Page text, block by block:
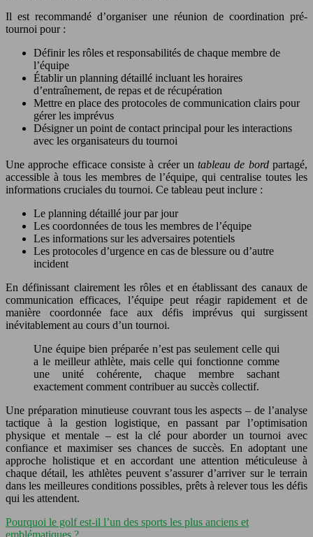
Il est recommandé d’organiser une réunion de coordination pré-
tournoi pour :
Définir les rôles et responsabilités de chaque membre de
l’équipe
Établir un planning détaillé incluant les horaires
d’entraînement, de repas et de récupération
Mettre en place des protocoles de communication clairs pour
gérer les imprévus
Désigner un point de contact principal pour les interactions
avec les organisateurs du tournoi
Une approche efficace consiste à créer untableau de bordpartagé,
accessible à tous les membres de l’équipe, qui centralise toutes les
informations cruciales du tournoi. Ce tableau peut inclure :
Le planning détaillé jour par jour
Les coordonnées de tous les membres de l’équipe
Les informations sur les adversaires potentiels
Les protocoles d’urgence en cas de blessure ou d’autre
incident
En définissant clairement les rôles et en établissant des canaux de
communication efficaces, l’équipe peut réagir rapidement et de
manière coordonnée face aux défis imprévus qui surgissent
inévitablement au cours d’un tournoi.
Une équipe bien préparée n’est pas seulement celle qui
a le meilleur athlète, mais celle qui fonctionne comme
une unité cohérente, chaque membre sachant
exactement comment contribuer au succès collectif.
Une préparation minutieuse couvrant tous les aspects – de l’analyse
tactique à la gestion logistique, en passant par l’optimisation
physique et mentale – est la clé pour aborder un tournoi avec
confiance et maximiser ses chances de succès. En adoptant une
approche holistique et en accordant une attention méticuleuse à
chaque détail, les athlètes peuvent s’assurer d’arriver sur le terrain
dans les meilleures conditions possibles, prêts à relever tous les défis
qui les attendent.
Pourquoi le golf est-il l’un des sports les plus anciens et